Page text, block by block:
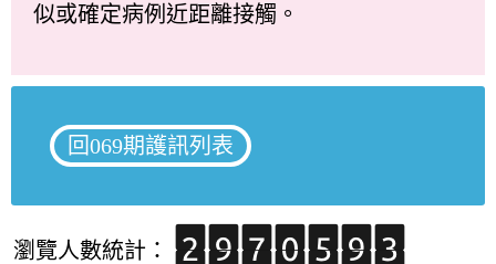
似或確定病例近距離接觸。
回069期護訊列表
瀏覽人數統計：